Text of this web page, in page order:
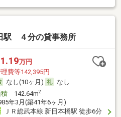
４分の貸事務所
万円
費等142,395円
なし(10ヶ月)
なし
142.64m2
年3月(築41年6ヶ月)
ＪＲ総武本線 新日本橋駅 徒歩6分